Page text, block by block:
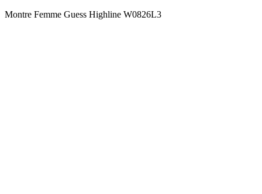
Montre Femme Guess Highline W0826L3